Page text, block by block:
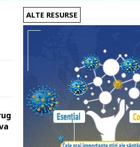
ALTE RESURSE